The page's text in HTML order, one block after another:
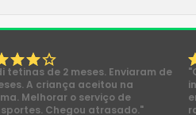
tetinas de 2 meses. Enviaram de
A criança aceitou na
Melhorar o serviço de
Chegou atrasado."